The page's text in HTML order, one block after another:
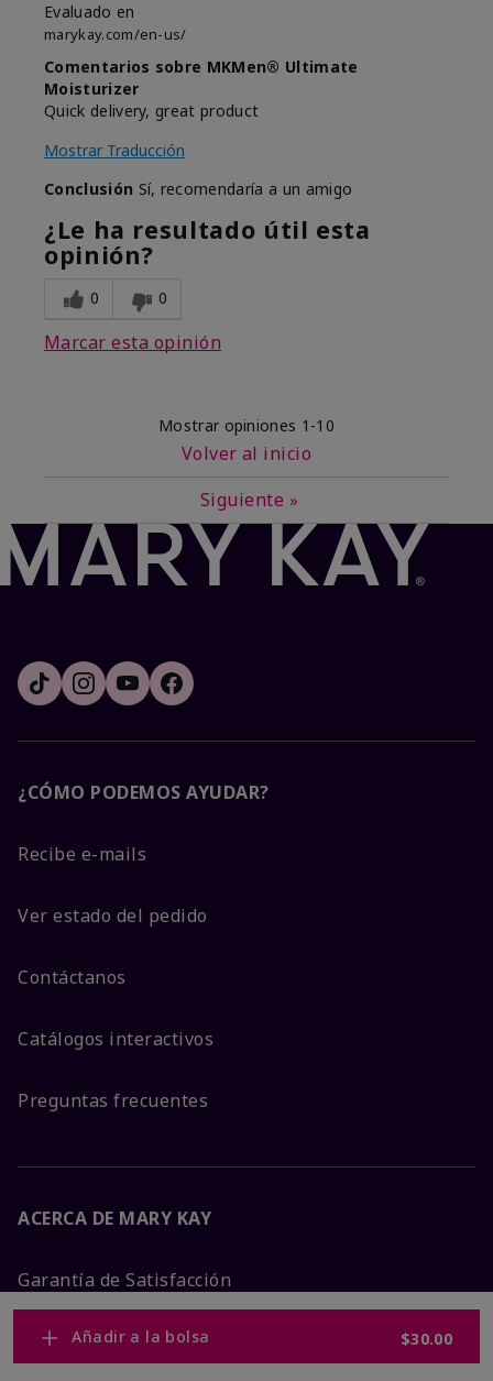
Añadir a la bolsa $30.00
Evaluado en
marykay.com/en-us/
Comentarios sobre MKMen® Ultimate
Moisturizer
Quick delivery, great product
Mostrar Traducción
Conclusión Sí, recomendaría a un amigo
¿Le ha resultado útil esta
opinión?
0 0
Marcar esta opinión
Mostrar opiniones 1-10
Volver al inicio
Siguiente »
¿CÓMO PODEMOS AYUDAR?
Recibe e-mails
Ver estado del pedido
Contáctanos
Catálogos interactivos
Preguntas frecuentes
ACERCA DE MARY KAY
Garantía de Satisfacción
Sobre Mary Kay